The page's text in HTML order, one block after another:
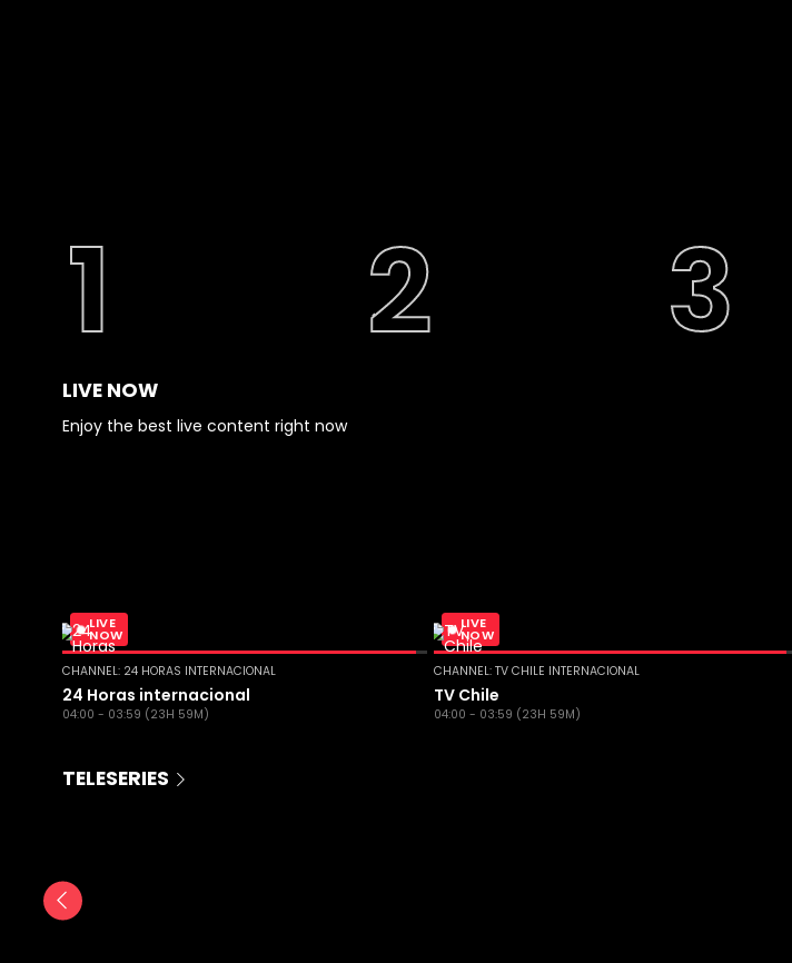
LIVE NOW
Enjoy the best live content right now
LIVE
NOW
CHANNEL: 24 HORAS INTERNACIONAL
24 Horas internacional
04:00 - 03:59 (23H 59M)
LIVE
NOW
CHANNEL: TV CHILE INTERNACIONAL
TV Chile
04:00 - 03:59 (23H 59M)
TELESERIES